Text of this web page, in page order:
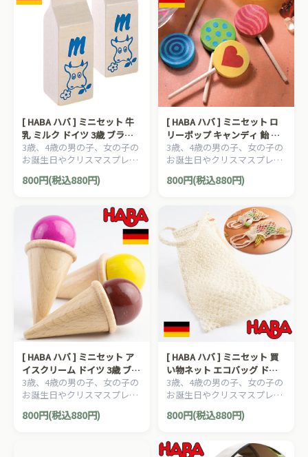
[ HABA ハバ ] ミニセット 牛
乳 ミルク ドイツ 3歳 ブラザ
ージョルダン おままごと 食
材 ごっこ遊び サックリ 木製
3歳、4歳の男の子、女の子の
お誕生日やクリスマスプレゼ
ントにおすすめの、HABA ハ
バ社 おままごと ミニセット
800円(税込880円)
[ HABA ハバ ] ミニセット ロ
リーポップ キャンディ 飴 ド
イツ 3歳 ブラザージョルダン
おままごと 食材 ごっこ遊び
サックリ 木製
3歳、4歳の男の子、女の子の
お誕生日やクリスマスプレゼ
ントにおすすめの、HABA ハ
バ社 おままごと ミニセット
800円(税込880円)
[ HABA ハバ ] ミニセット ア
イスクリーム ドイツ 3歳 ブラ
ザージョルダン おままごと
食材 ごっこ遊び サックリ 木
製
3歳、4歳の男の子、女の子の
お誕生日やクリスマスプレゼ
ントにおすすめの、HABA ハ
バ社 おままごと ミニセット
800円(税込880円)
[ HABA ハバ ] ミニセット 買
い物ネット エコバッグ ドイ
ツ 3歳 ブラザージョルダン お
ままごと 食材 ごっこ遊び サ
ックリ 木製
3歳、4歳の男の子、女の子の
お誕生日やクリスマスプレゼ
ントにおすすめの、HABA ハ
バ社 おままごと ミニセット
800円(税込880円)